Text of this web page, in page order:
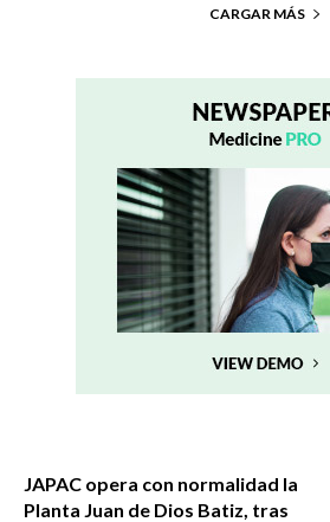
CARGAR MÁS
JAPAC opera con normalidad la
Planta Juan de Dios Batiz, tras